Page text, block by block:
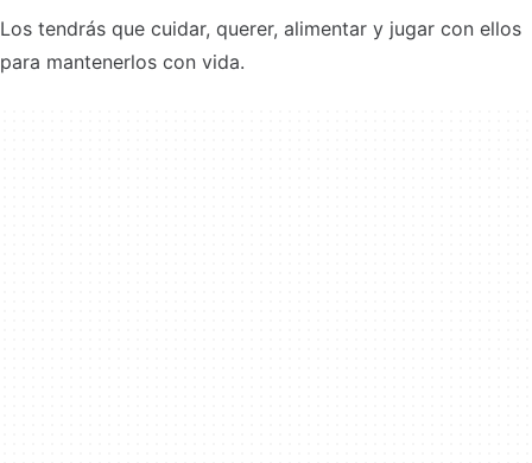
Los tendrás que cuidar, querer, alimentar y jugar con ellos
para mantenerlos con vida.